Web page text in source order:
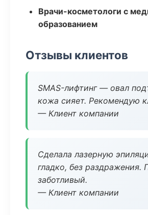
Врачи-косметологи с
образованием
Отзывы клиентов
SMAS-лифтинг — овал
кожа сияет. Рекомендую
— Клиент компании
Сделала лазерную
гладко, без раздражения.
заботливый.
— Клиент компании